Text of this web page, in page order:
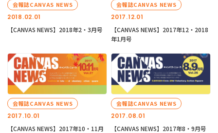
2018.02.01
会報誌CANVAS NEWS
【CANVAS NEWS】2018年2・3月号
2017.12.01
会報誌CANVAS NEWS
【CANVAS NEWS】2017年12・2018
年1月号
2017.10.01
会報誌CANVAS NEWS
【CANVAS NEWS】2017年10・11月
2017.08.01
会報誌CANVAS NEWS
【CANVAS NEWS】2017年8・9月号